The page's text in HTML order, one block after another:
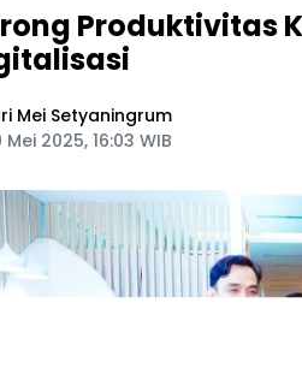
Produktivitas
Mei Setyaningrum
Mei 2025, 16:03 WIB